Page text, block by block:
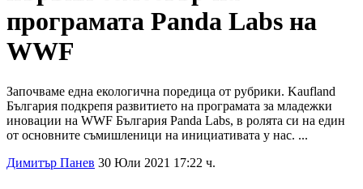
програмата Panda Labs на
WWF
Започваме една екологична поредица от рубрики. Kaufland
България подкрепя развитието на програмата за младежки
иновации на WWF България Panda Labs, в ролята си на един
от основните съмишленици на инициативата у нас. ...
Димитър Панев 30 Юли 2021 17:22 ч.